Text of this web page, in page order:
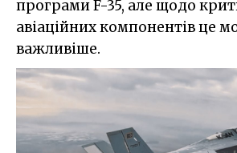
програми F-35, але щодо
авіаційних компонентів це
важливіше.